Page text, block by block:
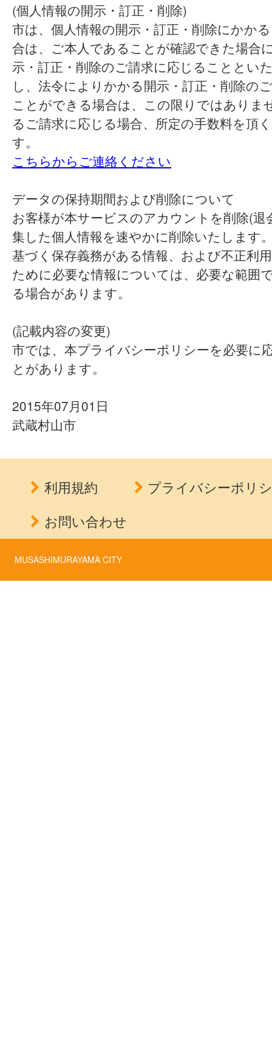
(個人情報の開示・訂正・削除)
市は、個人情報の開示・訂正・削除にかか
合は、ご本人であることが確認できた場合
示・訂正・削除のご請求に応じることとい
し、法令によりかかる開示・訂正・削除の
ことができる場合は、この限りではありま
るご請求に応じる場合、所定の手数料を頂
す。
こちらからご連絡ください
データの保持期間および削除について
お客様が本サービスのアカウントを削除(退
集した個人情報を速やかに削除いたします
基づく保存義務がある情報、および不正利
ために必要な情報については、必要な範囲
る場合があります。
(記載内容の変更)
市では、本プライバシーポリシーを必要に
とがあります。
2015年07月01日
武蔵村山市
利用規約
プライバシーポリ
お問い合わせ
MUSASHIMURAYAMA CITY